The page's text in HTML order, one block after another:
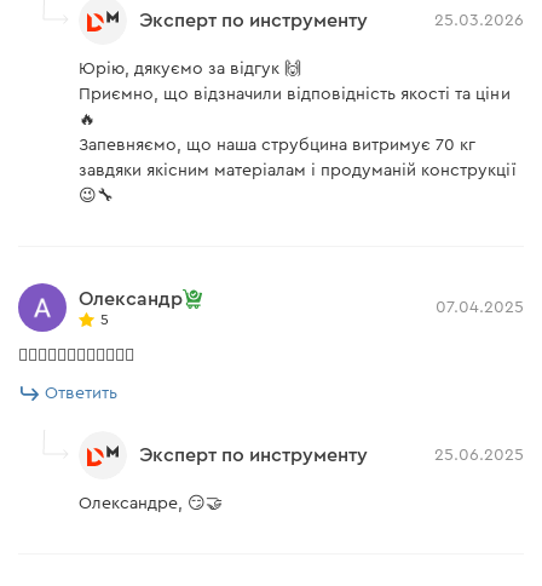
Эксперт по инструменту 25.03.2026
Юрію, дякуємо за відгук 🙌
Приємно, що відзначили відповідність якості та ціни
🔥
Запевняємо, що наша струбцина витримує 70 кг
завдяки якісним матеріалам і продуманій конструкції
😉🔧
Олександр
5
07.04.2025
👍🏻👍🏻👍🏻👍🏻👍🏻👍🏻
Ответить
Эксперт по инструменту 25.06.2025
Олександре, 😏🤝